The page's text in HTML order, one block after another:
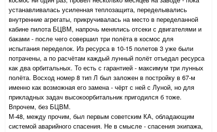
устанавливалась усиленная теплозащита, переделывались
внутренние агрегаты, прикручивалась на место в переделанной
кабине пилота БЦВМ, напрочь менялись отсеки с двигателями и
баками - после чего совершил три полёта в космос для
испытания переделок. Из ресурса в 10-15 полетов 3 уже были
потрачены, а по расчётам каждый лунный полёт отъедал ресурса
как два орбитальных. То есть с гарантией - максимум три лунных
полёта. Восход номер 8 тип Л был заложен в постройку в 67-м
именно как возможная его замена - чёрт с ней с Луной, но для
прикладных задач высокоорбитальник пригодился б тоже.
Впрочем, без БЦВМ.
М-48, между прочим, был первым советским КА, обладающим
системой аварийного спасения. Не в смысле - спасения экипажа,